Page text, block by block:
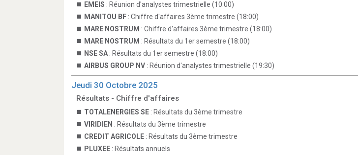
EMEIS : Réunion d'analystes trimestrielle (10:00)
MANITOU BF : Chiffre d'affaires 3ème trimestre (18:00)
MARE NOSTRUM : Chiffre d'affaires 3ème trimestre (18:00)
MARE NOSTRUM : Résultats du 1er semestre (18:00)
NSE SA : Résultats du 1er semestre (18:00)
AIRBUS GROUP NV : Réunion d'analystes trimestrielle (19:30)
Jeudi 30 Octobre 2025
Résultats - Chiffre d'affaires
TOTALENERGIES SE : Résultats du 3ème trimestre
VIRIDIEN : Résultats du 3ème trimestre
CREDIT AGRICOLE : Résultats du 3ème trimestre
PLUXEE : Résultats annuels